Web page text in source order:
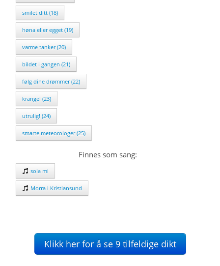
smilet ditt (18)
høna eller egget (19)
varme tanker (20)
bildet i gangen (21)
følg dine drømmer (22)
krangel (23)
utrulig! (24)
smarte meteorologer (25)
Finnes som sang:
sola mi
Morra i Kristiansund
Klikk her for å se 9 tilfeldige dikt